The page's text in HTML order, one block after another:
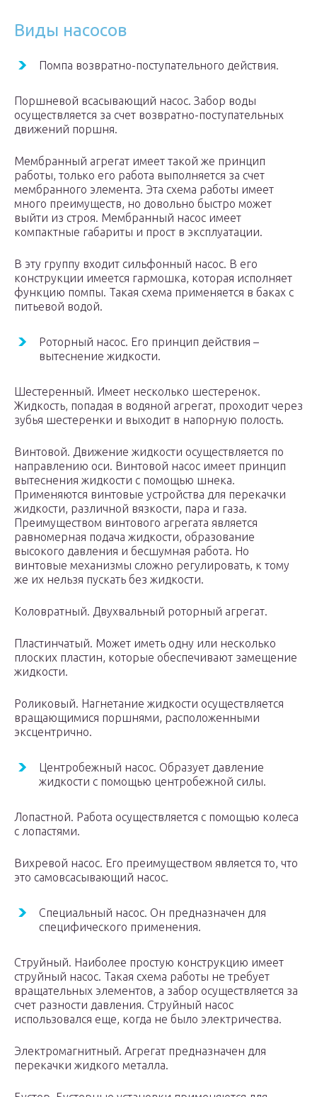
Виды насосов
Помпа возвратно-поступательного действия.
Поршневой всасывающий насос. Забор воды
осуществляется за счет возвратно-поступательных
движений поршня.
Мембранный агрегат имеет такой же принцип
работы, только его работа выполняется за счет
мембранного элемента. Эта схема работы имеет
много преимуществ, но довольно быстро может
выйти из строя. Мембранный насос имеет
компактные габариты и прост в эксплуатации.
В эту группу входит сильфонный насос. В его
конструкции имеется гармошка, которая исполняет
функцию помпы. Такая схема применяется в баках с
питьевой водой.
Роторный насос. Его принцип действия –
вытеснение жидкости.
Шестеренный. Имеет несколько шестеренок.
Жидкость, попадая в водяной агрегат, проходит через
зубья шестеренки и выходит в напорную полость.
Винтовой. Движение жидкости осуществляется по
направлению оси. Винтовой насос имеет принцип
вытеснения жидкости с помощью шнека.
Применяются винтовые устройства для перекачки
жидкости, различной вязкости, пара и газа.
Преимуществом винтового агрегата является
равномерная подача жидкости, образование
высокого давления и бесшумная работа. Но
винтовые механизмы сложно регулировать, к тому
же их нельзя пускать без жидкости.
Коловратный. Двухвальный роторный агрегат.
Пластинчатый. Может иметь одну или несколько
плоских пластин, которые обеспечивают замещение
жидкости.
Роликовый. Нагнетание жидкости осуществляется
вращающимися поршнями, расположенными
эксцентрично.
Центробежный насос. Образует давление
жидкости с помощью центробежной силы.
Лопастной. Работа осуществляется с помощью колеса
с лопастями.
Вихревой насос. Его преимуществом является то, что
это самовсасывающий насос.
Специальный насос. Он предназначен для
специфического применения.
Струйный. Наиболее простую конструкцию имеет
струйный насос. Такая схема работы не требует
вращательных элементов, а забор осуществляется за
счет разности давления. Струйный насос
использовался еще, когда не было электричества.
Электромагнитный. Агрегат предназначен для
перекачки жидкого металла.